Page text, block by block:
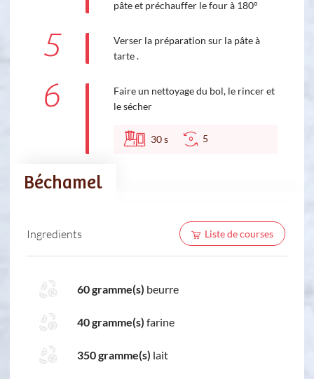
pâte et préchauffer le four à 180°
5
Verser la préparation sur la pâte à
tarte .
6
Faire un nettoyage du bol, le rincer et
le sécher
30s 5
Béchamel
Ingredients Liste de courses
60 gramme(s) beurre
40 gramme(s) farine
350 gramme(s) lait